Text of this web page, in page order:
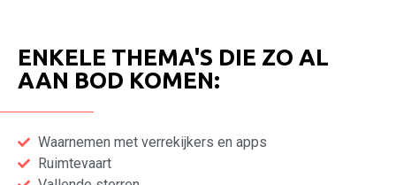
ENKELE THEMA'S DIE ZO AL
AAN BOD KOMEN:
Waarnemen met verrekijkers en apps
Ruimtevaart